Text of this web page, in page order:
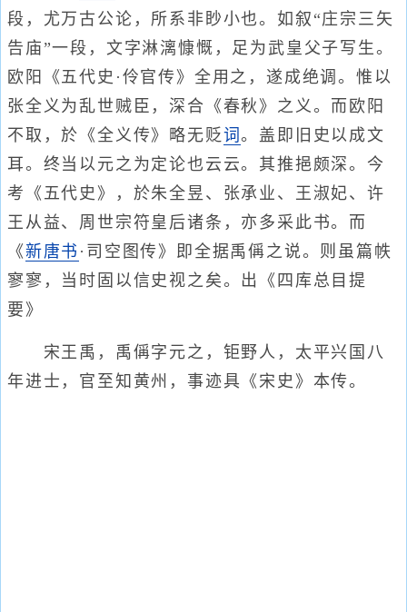
段，尤万古公论，所系非眇小也。如叙“庄宗三矢
告庙”一段，文字淋漓慷慨，足为武皇父子写生。
欧阳《五代史·伶官传》全用之，遂成绝调。惟以
张全义为乱世贼臣，深合《春秋》之义。而欧阳
不取，於《全义传》略无贬词。盖即旧史以成文
耳。终当以元之为定论也云云。其推挹颇深。今
考《五代史》，於朱全昱、张承业、王淑妃、许
王从益、周世宗符皇后诸条，亦多采此书。而
《新唐书 ·司空图传》即全据禹偁之说。则虽篇帙
寥寥，当时固以信史视之矣。出《四库总目提
要》
宋王禹，禹偁字元之，钜野人，太平兴国八
年进士，官至知黄州，事迹具《宋史》本传。